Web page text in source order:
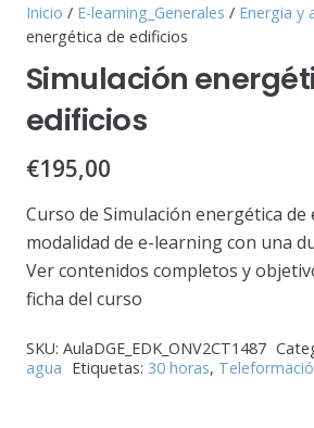
Inicio / E-learning_Generales / Energia y
energética de edificios
Simulación
edificios
€195,00
Curso de Simulación energética de
modalidad de e-learning con una
Ver contenidos completos y
ficha del curso
SKU: AulaDGE_EDK_ONV2CT1487
agua Etiquetas: 30 horas,